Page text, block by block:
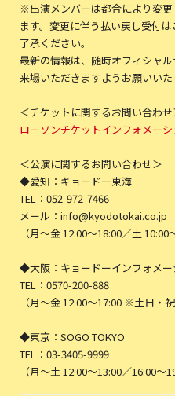
※出演メンバーは都合により変
ます。変更に伴う払い戻し受付
了承ください。
最新の情報は、随時オフィシャ
来場いただきますようお願いいた
＜チケットに関するお問い合わせ
ローソンチケットインフォメーシ
＜公演に関するお問い合わせ＞
◆愛知：キョードー東海
TEL：052-972-7466
メール：info@kyodotokai.co.jp
（月〜金 12:00〜18:00／土
◆大阪：キョードーインフォメー
TEL：0570-200-888
（月〜金 12:00〜17:00 ※土日・祝
◆東京：SOGO TOKYO
TEL：03-3405-9999
（月〜土 12:00〜13:00／16:00〜